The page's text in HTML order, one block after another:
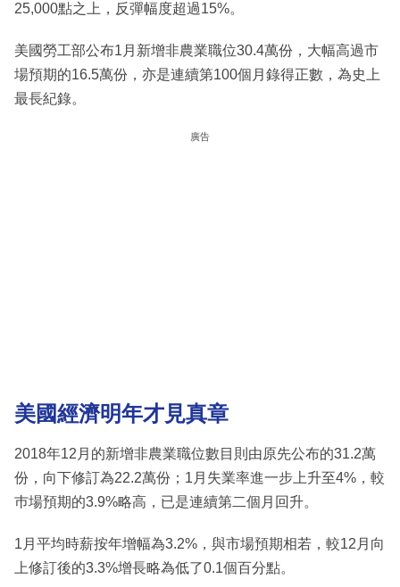
25,000點之上，反彈幅度超過15%。
美國勞工部公布1月新增非農業職位30.4萬份，大幅高過市
場預期的16.5萬份，亦是連續第100個月錄得正數，為史上
最長紀錄。
廣告
美國經濟明年才見真章
2018年12月的新增非農業職位數目則由原先公布的31.2萬
份，向下修訂為22.2萬份；1月失業率進一步上升至4%，較
巿場預期的3.9%略高，已是連續第二個月回升。
1月平均時薪按年增幅為3.2%，與市場預期相若，較12月向
上修訂後的3.3%增長略為低了0.1個百分點。